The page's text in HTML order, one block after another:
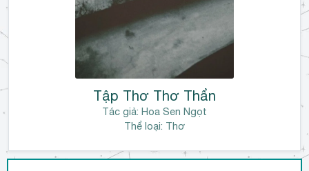
Tập Thơ Thơ Thẩn
Tác giả: Hoa Sen Ngọt
Thể loại: Thơ